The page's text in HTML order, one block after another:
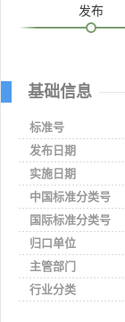
发布
基础信息
标准号
发布日期
实施日期
中国标准分类号
国际标准分类号
归口单位
主管部门
行业分类